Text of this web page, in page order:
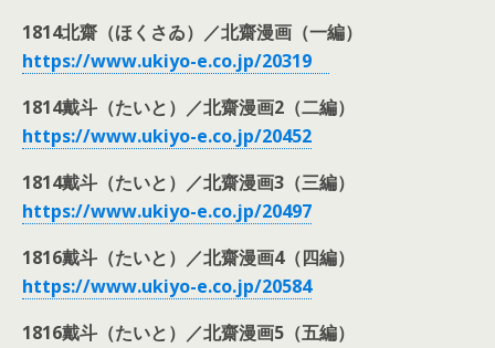
1814北齋（ほくさゐ）／北齋漫画（一編）
https://www.ukiyo-e.co.jp/20319
1814戴斗（たいと）／北齋漫画2（二編）
https://www.ukiyo-e.co.jp/20452
1814戴斗（たいと）／北齋漫画3（三編）
https://www.ukiyo-e.co.jp/20497
1816戴斗（たいと）／北齋漫画4（四編）
https://www.ukiyo-e.co.jp/20584
1816戴斗（たいと）／北齋漫画5（五編）